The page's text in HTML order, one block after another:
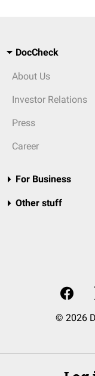
DocCheck
About Us
Investor Relations
Press
Career
For Business
Other stuff
© 2026